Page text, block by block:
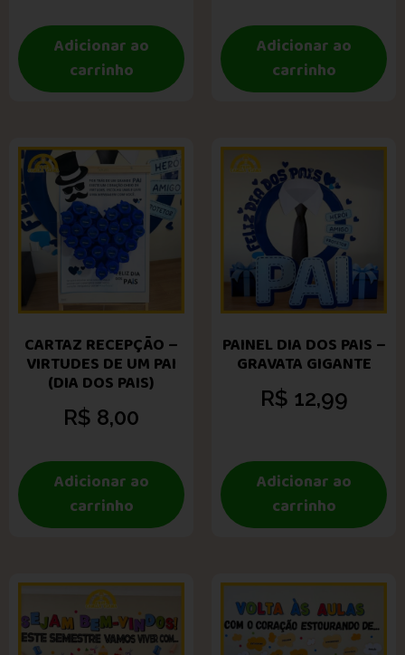
Adicionar ao
carrinho
Adicionar ao
carrinho
CARTAZ RECEPÇÃO –
VIRTUDES DE UM PAI
(DIA DOS PAIS)
R$ 8,00
Adicionar ao
carrinho
PAINEL DIA DOS PAIS –
GRAVATA GIGANTE
R$ 12,99
Adicionar ao
carrinho